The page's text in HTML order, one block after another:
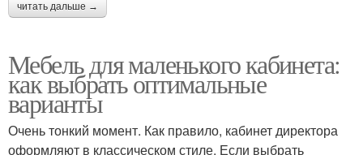
читать дальше →
Мебель для маленького кабинета:
как выбрать оптимальные
варианты
Очень тонкий момент. Как правило, кабинет директора
оформляют в классическом стиле. Если выбрать